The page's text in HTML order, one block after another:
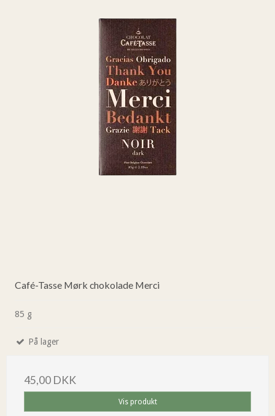
Café-Tasse Mørk chokolade Merci
85 g
På lager
45,00 DKK
Vis produkt